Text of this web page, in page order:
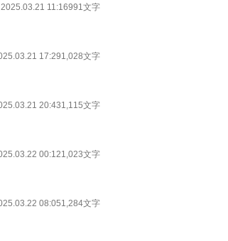
2025.03.21 11:16991文字
17:291,028文字
20:431,115文字
00:121,023文字
08:051,284文字